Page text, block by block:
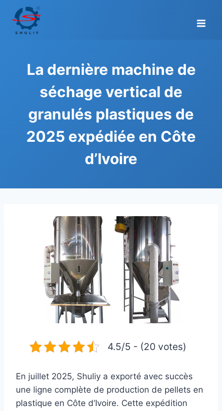
contenu
La dernière machine de
séchage vertical de
granulés plastiques de
2025 expédiée en Côte
d’Ivoire
4.5/5 - (20 votes)
En juillet 2025, Shuliy a exporté avec succès
une ligne complète de production de pellets en
plastique en Côte d’Ivoire. Cette expédition